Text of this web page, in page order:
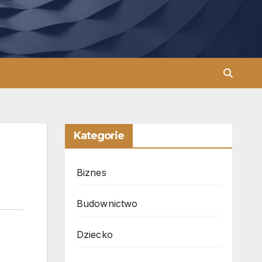
Kategorie
Biznes
Budownictwo
Dziecko